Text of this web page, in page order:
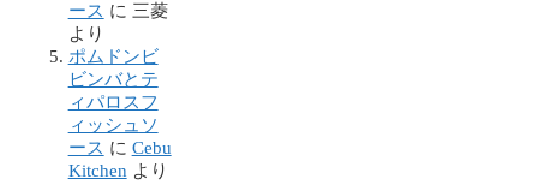
ース に 三菱
より
ポムドンビ
ビンバとテ
ィパロスフ
ィッシュソ
ース に Cebu
Kitchen より